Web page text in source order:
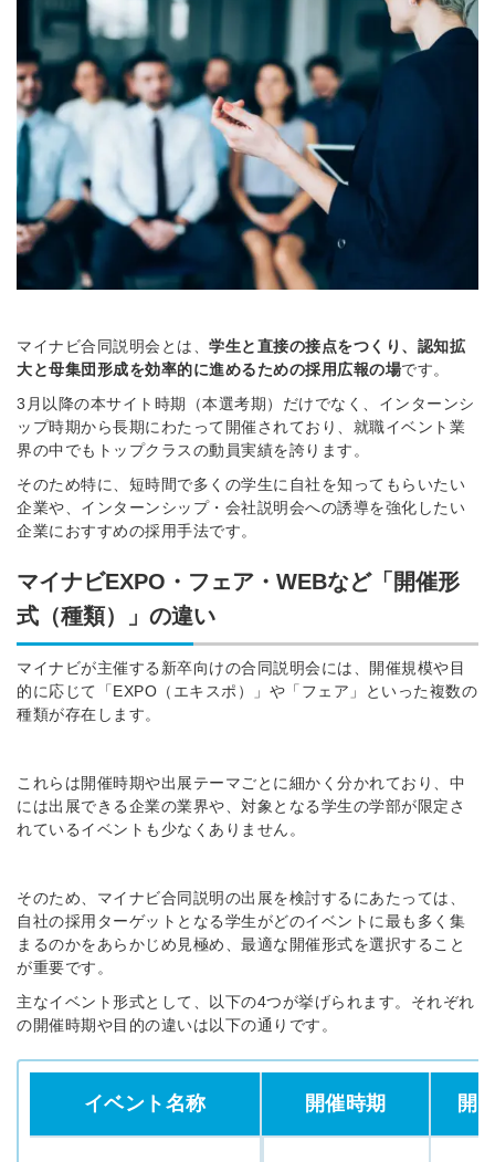
マイナビ合同説明会とは、 学生と直接の接点をつくり、認知拡
大と母集団形成を効率的に進めるための採用広報の場です。
3月以降の本サイト時期（本選考期）だけでなく、インターンシ
ップ時期から長期にわたって開催されており、就職イベント業
界の中でもトップクラスの動員実績を誇ります。
そのため特に、短時間で多くの学生に自社を知ってもらいたい
企業や、インターンシップ・会社説明会への誘導を強化したい
企業におすすめの採用手法です。
マイナビEXPO・フェア・WEBなど「開催形
式（種類）」の違い
マイナビが主催する新卒向けの合同説明会には、開催規模や目
的に応じて「EXPO（エキスポ）」や「フェア」といった複数の
種類が存在します。
これらは開催時期や出展テーマごとに細かく分かれており、中
には出展できる企業の業界や、対象となる学生の学部が限定さ
れているイベントも少なくありません。
そのため、マイナビ合同説明の出展を検討するにあたっては、
自社の採用ターゲットとなる学生がどのイベントに最も多く集
まるのかをあらかじめ見極め、最適な開催形式を選択すること
が重要です。
主なイベント形式として、以下の4つが挙げられます。それぞれ
の開催時期や目的の違いは以下の通りです。
イベント名称 開催時期 開